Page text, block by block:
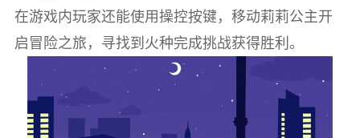
在游戏内玩家还能使用操控按键，移动莉莉公主开
启冒险之旅，寻找到火种完成挑战获得胜利。